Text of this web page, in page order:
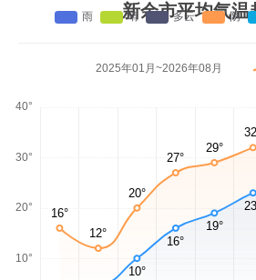
新余市平均气温
2025年01月~2026年08月